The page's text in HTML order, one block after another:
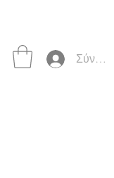
Σύνδεση